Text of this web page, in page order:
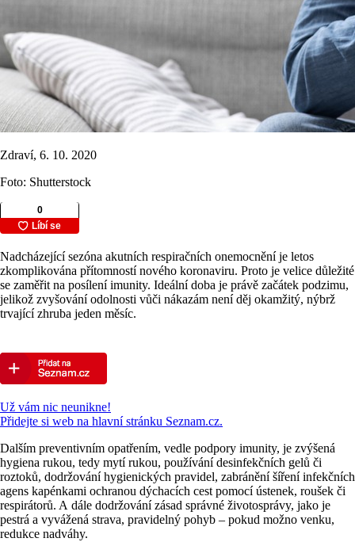
Zdraví, 6. 10. 2020
Foto: Shutterstock
Nadcházející sezóna akutních respiračních onemocnění je letos
zkomplikována přítomností nového koronaviru. Proto je velice důležité
se zaměřit na posílení imunity. Ideální doba je právě začátek podzimu,
jelikož zvyšování odolnosti vůči nákazám není děj okamžitý, nýbrž
trvající zhruba jeden měsíc.
Už vám nic neunikne!
Přidejte si web na hlavní stránku Seznam.cz.
Dalším preventivním opatřením, vedle podpory imunity, je zvýšená
hygiena rukou, tedy mytí rukou, používání desinfekčních gelů či
roztoků, dodržování hygienických pravidel, zabránění šíření infekčních
agens kapénkami ochranou dýchacích cest pomocí ústenek, roušek či
respirátorů. A dále dodržování zásad správné životosprávy, jako je
pestrá a vyvážená strava, pravidelný pohyb – pokud možno venku,
redukce nadváhy.